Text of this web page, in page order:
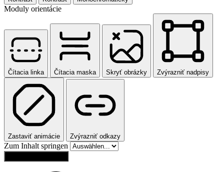
Moduly orientácie
Čítacia linka Čítacia maska Skryť obrázky Zvýrazniť nadpisy
Zastaviť animácie Zvýrazniť odkazy
Zum Inhalt springen